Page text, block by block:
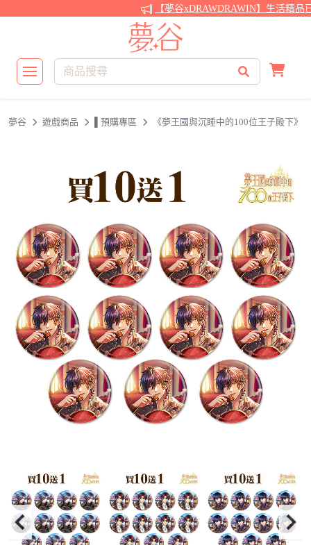
【夢谷xDRAWDRAWIN】生活精品
夢谷 遊戲商品 ▌預購專區 《夢王國與沉睡中的100位王子殿下》